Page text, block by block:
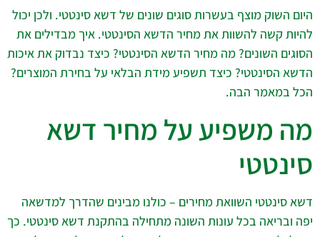
היום השוק מוצף בעשרות סוגים שונים של דשא סינטטי. ולכן יכול
להיות קשה להשוות את מחיר הדשא הסינטטי. איך מבדילים את
הסוגים השונים? מה מחיר הדשא הסינטטי? כיצד נבדוק את איכות
הדשא הסינטטי? כיצד תשפיע מידת הבלאי על בחירת המוצרים?
הכל במאמר הבה.
מה משפיע על מחיר דשא
סינטטי
דשא סינטטי השוואת מחירים – כולנו מבינים שהדרך למדשאה
יפה ובריאה בכל עונות השונה מתחילה בהתקנת דשא סינטטי. כך